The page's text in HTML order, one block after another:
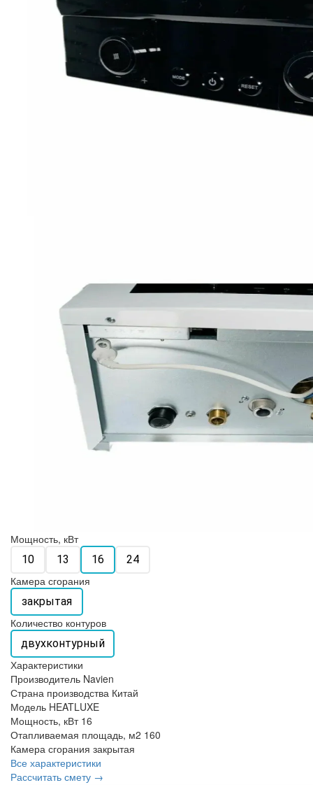
Мощность, кВт
10 13 16 24
Камера сгорания
закрытая
Количество контуров
двухконтурный
Характеристики
Производитель Navien
Страна производства Китай
Модель HEATLUXE
Мощность, кВт 16
Отапливаемая площадь, м2 160
Камера сгорания закрытая
Все характеристики
Рассчитать смету →